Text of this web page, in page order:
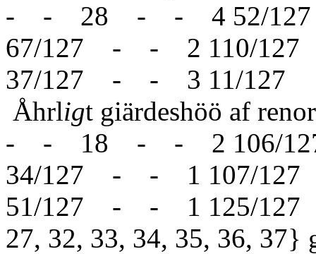
- - 28 - - 4 52/
67/127 - - 2 110/
37/127 - - 3 11/127
Åhrligt giärdeshöö af
- - 18 - - 2 106/
34/127 - - 1 107/
51/127 - - 1 125/127
27, 32, 33, 34, 35, 36,